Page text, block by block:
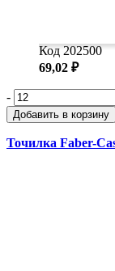
Код 202500
69,02 ₽
-
Добавить в корзину
Точилка Faber-